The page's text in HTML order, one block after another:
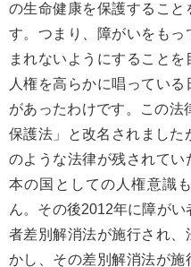
の生命健康を保護すること
す。つまり、障がいをも
まれないようにすること
人権を高らかに唱ってい
があったわけです。この法
保護法」と改名されました
のような法律が残されてい
本の国としての人権意識
ん。その後2012年に障が
者差別解消法が施行され、
かし、その差別解消法が